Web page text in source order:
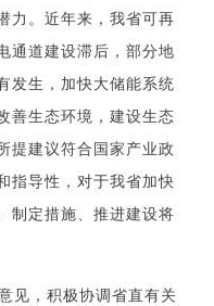
力。近年来，我省可再
通道建设滞后，部分地
发生，加快大储能系统
善生态环境，建设生态
提建议符合国家产业政
指导性，对于我省加快
制定措施、推进建设将
见，积极协调省直有关